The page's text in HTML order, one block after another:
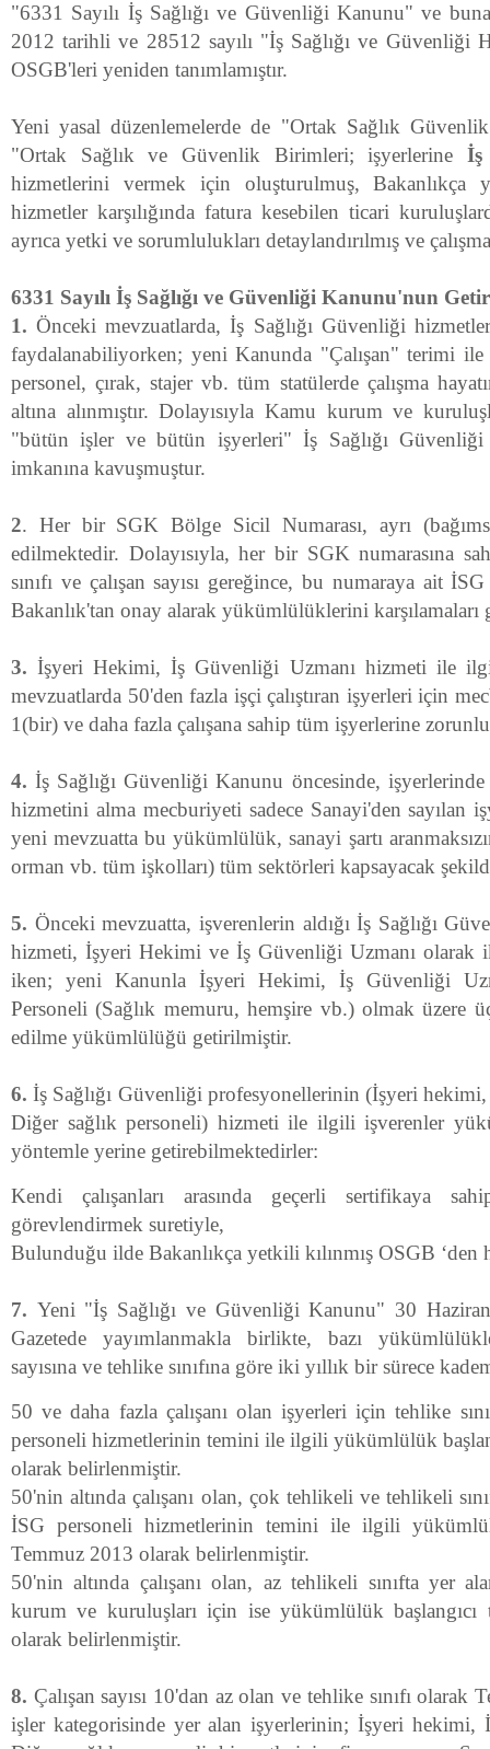
"6331 Sayılı İş Sağlığı ve Güvenliği Kanunu" ve
2012 tarihli ve 28512 sayılı "İş Sağlığı ve Güvenliği
OSGB'leri yeniden tanımlamıştır.
Yeni yasal düzenlemelerde de "Ortak Sağlık
"Ortak Sağlık ve Güvenlik Birimleri; işyerlerine İş
hizmetlerini vermek için oluşturulmuş, Bakanlıkça
hizmetler karşılığında fatura kesebilen ticari
ayrıca yetki ve sorumlulukları detaylandırılmış ve
6331 Sayılı İş Sağlığı ve Güvenliği Kanunu'nun
1.Önceki mevzuatlarda, İş Sağlığı Güvenliği
faydalanabiliyorken; yeni Kanunda "Çalışan" terimi ile
personel, çırak, stajer vb. tüm statülerde çalışma
altına alınmıştır. Dolayısıyla Kamu kurum ve
"bütün işler ve bütün işyerleri" İş Sağlığı Güvenliği
imkanına kavuşmuştur.
2. Her bir SGK Bölge Sicil Numarası, ayrı
edilmektedir. Dolayısıyla, her bir SGK numarasına
sınıfı ve çalışan sayısı gereğince, bu numaraya ait
Bakanlık'tan onay alarak yükümlülüklerini karşılamaları
3.İşyeri Hekimi, İş Güvenliği Uzmanı hizmeti ile
mevzuatlarda 50'den fazla işçi çalıştıran işyerleri için
1(bir) ve daha fazla çalışana sahip tüm işyerlerine zorunlu
4. İş Sağlığı Güvenliği Kanunu öncesinde,
hizmetini alma mecburiyeti sadece Sanayi'den sayılan
yeni mevzuatta bu yükümlülük, sanayi şartı
orman vb. tüm işkolları) tüm sektörleri kapsayacak
5. Önceki mevzuatta, işverenlerin aldığı İş Sağlığı
hizmeti, İşyeri Hekimi ve İş Güvenliği Uzmanı olarak
iken; yeni Kanunla İşyeri Hekimi, İş Güvenliği
Personeli (Sağlık memuru, hemşire vb.) olmak üzere
edilme yükümlülüğü getirilmiştir.
6.İş Sağlığı Güvenliği profesyonellerinin (İşyeri
Diğer sağlık personeli) hizmeti ile ilgili işverenler
yöntemle yerine getirebilmektedirler:
Kendi çalışanları arasında geçerli sertifikaya
görevlendirmek suretiyle,
Bulunduğu ilde Bakanlıkça yetkili kılınmış OSGB ‘den
7. Yeni "İş Sağlığı ve Güvenliği Kanunu" 30
Gazetede yayımlanmakla birlikte, bazı
sayısına ve tehlike sınıfına göre iki yıllık bir sürece
50 ve daha fazla çalışanı olan işyerleri için tehlike
personeli hizmetlerinin temini ile ilgili yükümlülük
olarak belirlenmiştir.
50'nin altında çalışanı olan, çok tehlikeli ve tehlikeli
İSG personeli hizmetlerinin temini ile ilgili
Temmuz 2013 olarak belirlenmiştir.
50'nin altında çalışanı olan, az tehlikeli sınıfta yer
kurum ve kuruluşları için ise yükümlülük
olarak belirlenmiştir.
8. Çalışan sayısı 10'dan az olan ve tehlike sınıfı
işler kategorisinde yer alan işyerlerinin; İşyeri hekimi,